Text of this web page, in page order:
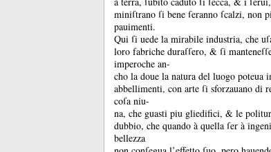
miniſtrano ſi bene ſeranno ſcalzi, non
pauimenti.
Qui ſi uede la mirabile industria, che
loro fabriche duraſſero, & ſi
imperoche an-
cho la doue la natura del luogo poteua
abbellimenti, con arte ſi sforzauano di
coſa niu-
na, che guasti piu gliedifici, & le
dubbio, che quando à quella ſer à
bellezza